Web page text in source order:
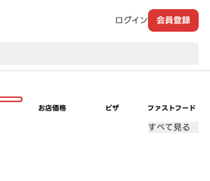
ログイン 会員登録
お店価格 ピザ ファストフード
すべて見る